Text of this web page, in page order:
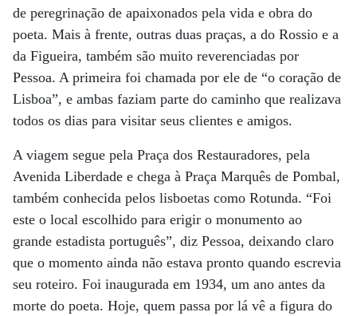
de peregrinação de apaixonados pela vida e obra do
poeta. Mais à frente, outras duas praças, a do Rossio e a
da Figueira, também são muito reverenciadas por
Pessoa. A primeira foi chamada por ele de “o coração de
Lisboa”, e ambas faziam parte do caminho que realizava
todos os dias para visitar seus clientes e amigos.
A viagem segue pela Praça dos Restauradores, pela
Avenida Liberdade e chega à Praça Marquês de Pombal,
também conhecida pelos lisboetas como Rotunda. “Foi
este o local escolhido para erigir o monumento ao
grande estadista português”, diz Pessoa, deixando claro
que o momento ainda não estava pronto quando escrevia
seu roteiro. Foi inaugurada em 1934, um ano antes da
morte do poeta. Hoje, quem passa por lá vê a figura do